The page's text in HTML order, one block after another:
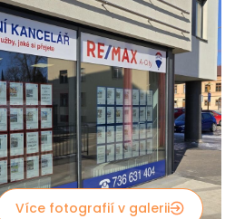
Více fotografií v galerii